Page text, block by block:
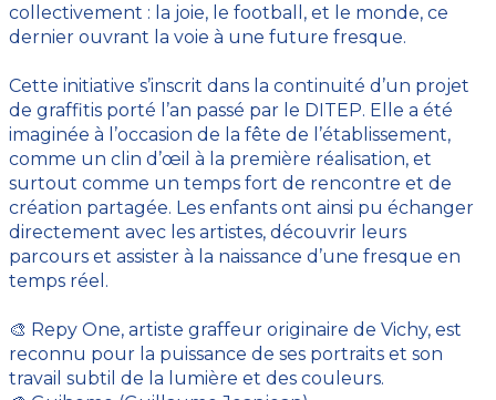
collectivement : la joie, le football, et le monde, ce
dernier ouvrant la voie à une future fresque.
Cette initiative s’inscrit dans la continuité d’un projet
de graffitis porté l’an passé par le DITEP. Elle a été
imaginée à l’occasion de la fête de l’établissement,
comme un clin d’œil à la première réalisation, et
surtout comme un temps fort de rencontre et de
création partagée. Les enfants ont ainsi pu échanger
directement avec les artistes, découvrir leurs
parcours et assister à la naissance d’une fresque en
temps réel.
🎨 Repy One, artiste graffeur originaire de Vichy, est
reconnu pour la puissance de ses portraits et son
travail subtil de la lumière et des couleurs.